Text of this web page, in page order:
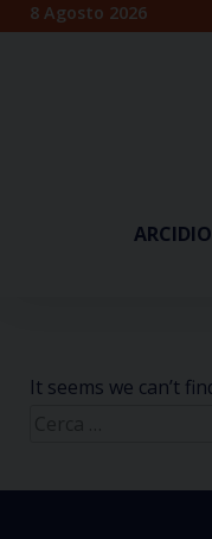
Skip8 Agosto 2026
It seems we can’t